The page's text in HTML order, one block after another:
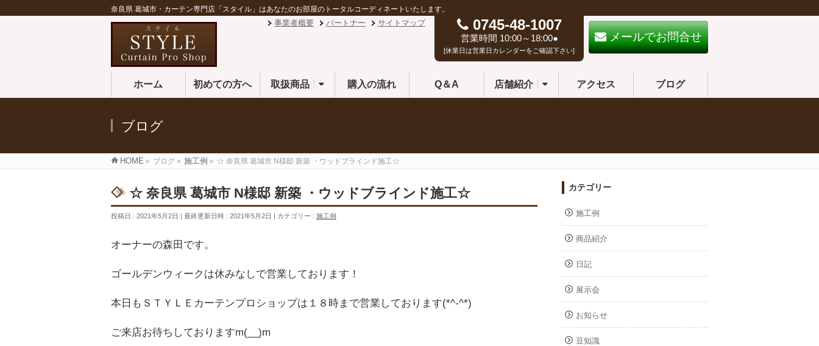
奈良県 葛城市・カーテン専門店「スタイル」はあなたのお部屋のトータルコーディネートいたします。
メールでお問合せ
0745-48-1007
営業時間 10:00～18:00●
[休業日は営業日カレンダーをご確認下さい]
事業者概要 パートナー サイトマップ
ホーム 初めての方へ 取扱商品 購入の流れ Q＆A 店舗紹介 アクセス ブログ
ブログ
HOME » ブログ » 施工例 » ☆ 奈良県 葛城市 N様邸 新築 ・ウッドブラインド施工☆
☆ 奈良県 葛城市 N様邸 新築 ・ウッドブラインド施工☆
投稿日 : 2021年5月2日 最終更新日時 : 2021年5月2日 カテゴリー : 施工例
オーナーの森田です。
ゴールデンウィークは休みなしで営業しております！
本日もＳＴＹＬＥカーテンプロショップは１８時まで営業しております(*^-^*)
ご来店お待ちしておりますm(__)m
カテゴリー
施工例
商品紹介
日記
展示会
お知らせ
豆知識